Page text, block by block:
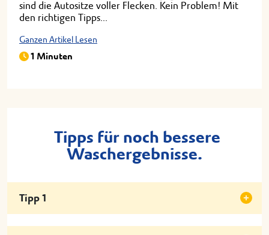
sind die Autositze voller Flecken. Kein Problem! Mit
den richtigen Tipps...
Ganzen Artikel Lesen
1 Minuten
Tipps für noch bessere
Waschergebnisse.
Tipp 1